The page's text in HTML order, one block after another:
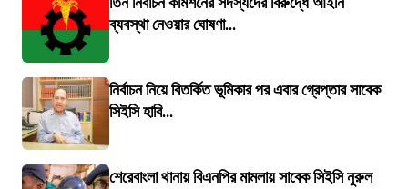
ব্যবস্থা নেওয়ার ঘোষণা...
নির্বাচন নিয়ে বিতর্কিত ভূমিকার পর এবার গ্রেপ্তার সাবেক
সিইসি হাবি...
শেরেবাংলা থানায় বিএনপির মামলায় সাবেক সিইসি নুরুল